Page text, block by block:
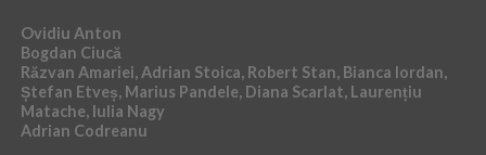
Ovidiu Anton
Bogdan Ciucă
Răzvan Amariei, Adrian Stoica, Robert Stan, Bianca Iordan,
Ștefan Etveș, Marius Pandele, Diana Scarlat, Laurențiu
Matache, Iulia Nagy
Adrian Codreanu